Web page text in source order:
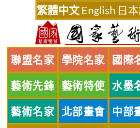
繁體中文 English 日
聯盟名家 學院名家 國際
藝術先鋒 藝術特使 水墨
藝術名家 北部畫會 中部